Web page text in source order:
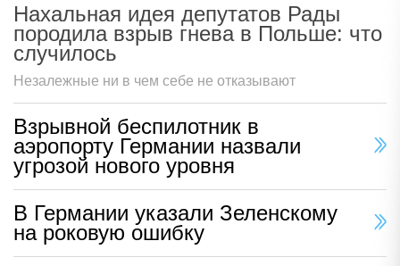
Нахальная идея депутатов Рады
породила взрыв гнева в Польше: что
случилось
Незалежные ни в чем себе не отказывают
Взрывной беспилотник в
аэропорту Германии назвали
угрозой нового уровня
В Германии указали Зеленскому
на роковую ошибку